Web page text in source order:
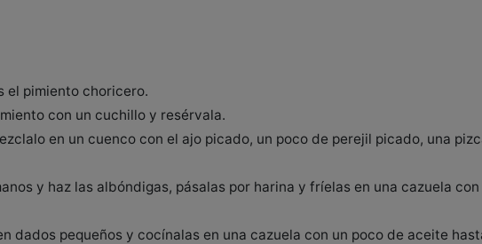
el pimiento choricero.
con un cuchillo y resérvala.
en un cuenco con el ajo picado, un poco de perejil picado, una
y haz las albóndigas, pásalas por harina y fríelas en una cazuela
dados pequeños y cocínalas en una cazuela con un poco de aceite